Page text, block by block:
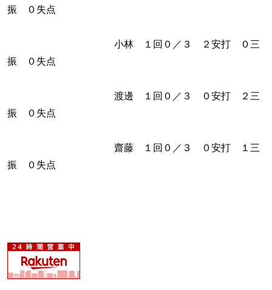
振 ０失点
小林 １回０／３ ２安打 ０三
振 ０失点
渡邊 １回０／３ ０安打 ２三
振 ０失点
齋藤 １回０／３ ０安打 １三
振 ０失点